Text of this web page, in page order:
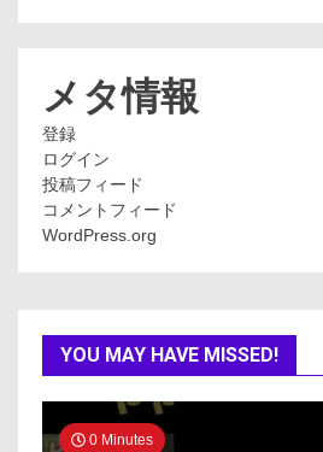
メタ情報
登録
ログイン
投稿フィード
コメントフィード
WordPress.org
YOU MAY HAVE MISSED!
0 Minutes